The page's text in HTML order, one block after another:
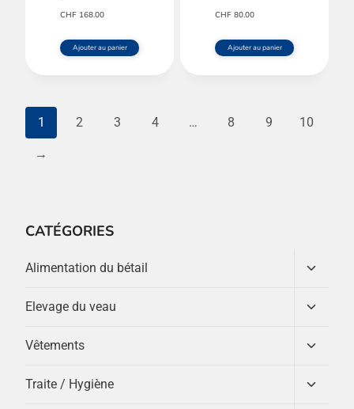
CHF 168.00
Ajouter au panier
CHF 80.00
Ajouter au panier
1 2 3 4 … 8 9 10
→
CATÉGORIES
Alimentation du bétail
Ouvrir/
menu
Elevage du veau
Ouvrir/
menu
Vêtements
Ouvrir/
menu
Traite / Hygiène
Ouvrir/